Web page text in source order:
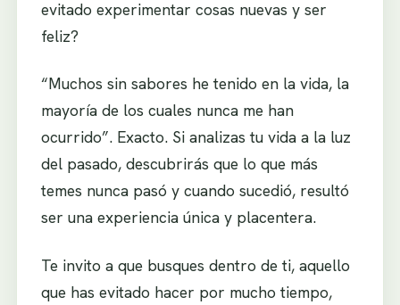
evitado experimentar cosas nuevas y ser
feliz?
“Muchos sin sabores he tenido en la vida, la
mayoría de los cuales nunca me han
ocurrido”. Exacto. Si analizas tu vida a la luz
del pasado, descubrirás que lo que más
temes nunca pasó y cuando sucedió, resultó
ser una experiencia única y placentera.
Te invito a que busques dentro de ti, aquello
que has evitado hacer por mucho tiempo,